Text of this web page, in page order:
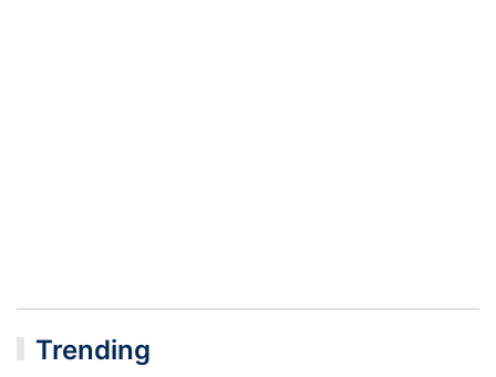
Trending